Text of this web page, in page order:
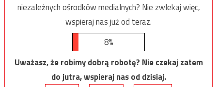
niezależnych ośrodków medialnych? Nie zwlekaj więc,
wspieraj nas już od teraz.
8%
Uważasz, że robimy dobrą robotę? Nie czekaj zatem
do jutra, wspieraj nas od dzisiaj.